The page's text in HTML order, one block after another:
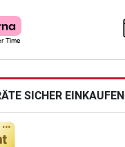
SICHER EINKAUFEN